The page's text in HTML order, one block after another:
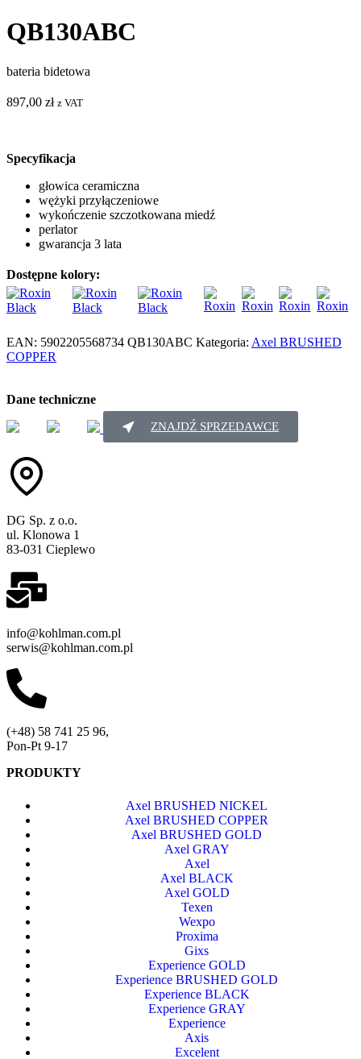
QB130ABC
bateria bidetowa
897,00 zł z VAT
Specyfikacja
głowica ceramiczna
wężyki przyłączeniowe
wykończenie szczotkowana miedź
perlator
gwarancja 3 lata
Dostępne kolory:
EAN: 5902205568734 QB130ABC Kategoria: Axel BRUSHED
COPPER
Dane techniczne
ZNAJDŹ SPRZEDAWCE
DG Sp. z o.o.
ul. Klonowa 1
83-031 Cieplewo
info@kohlman.com.pl
serwis@kohlman.com.pl
(+48) 58 741 25 96,
Pon-Pt 9-17
PRODUKTY
Axel BRUSHED NICKEL
Axel BRUSHED COPPER
Axel BRUSHED GOLD
Axel GRAY
Axel
Axel BLACK
Axel GOLD
Texen
Wexpo
Proxima
Gixs
Experience GOLD
Experience BRUSHED GOLD
Experience BLACK
Experience GRAY
Experience
Axis
Excelent